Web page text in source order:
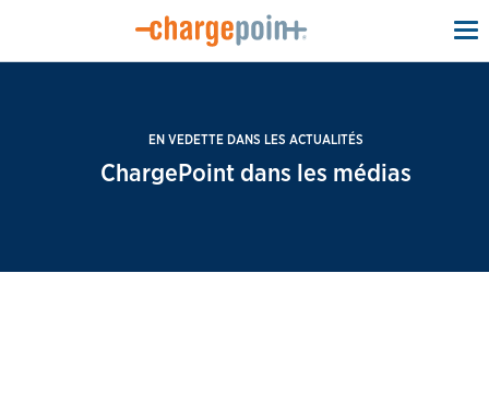
EN VEDETTE DANS LES ACTUALITÉS
ChargePoint dans les médias